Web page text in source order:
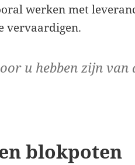
werken met
vervaardigen.
u hebben zijn van
blokpoten